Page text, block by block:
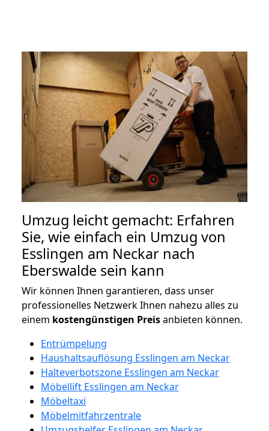
Umzug leicht gemacht: Erfahren
Sie, wie einfach ein Umzug von
Esslingen am Neckar nach
Eberswalde sein kann
Wir können Ihnen garantieren, dass unser
professionelles Netzwerk Ihnen nahezu alles zu
einem kostengünstigen Preisanbieten können.
Entrümpelung
Haushaltsauflösung Esslingen am Neckar
Halteverbotszone Esslingen am Neckar
Möbellift Esslingen am Neckar
Möbeltaxi
Möbelmitfahrzentrale